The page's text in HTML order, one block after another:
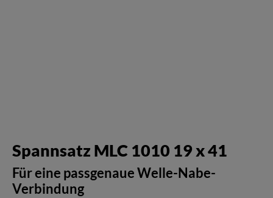
Spannsatz MLC 1010 19 x 41
Für eine passgenaue Welle-Nabe-
Verbindung